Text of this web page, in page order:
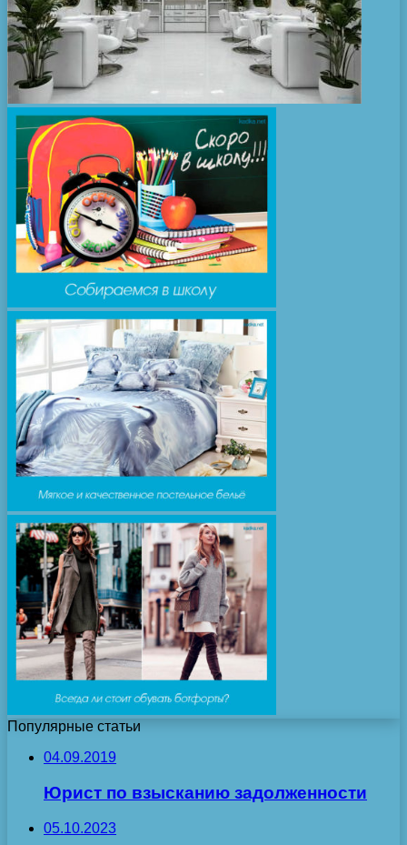
Популярные статьи
04.09.2019
Юрист по взысканию задолженности
05.10.2023